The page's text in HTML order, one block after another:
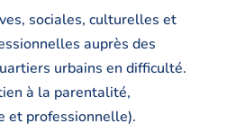
sociales, culturelles et
auprès des
urbains en difficulté.
à la parentalité,
et professionnelle).